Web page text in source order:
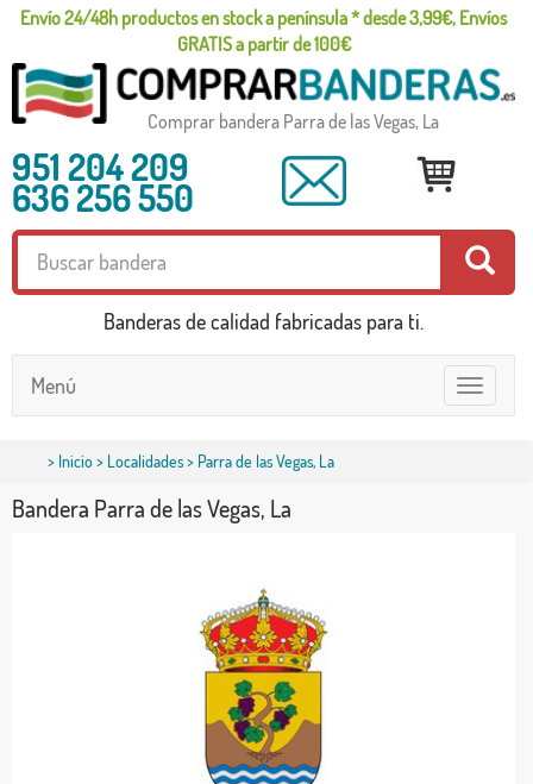
Envío 24/48h productos en stock a península * desde 3,99€, Envíos
GRATIS a partir de 100€
Comprar bandera Parra de las Vegas, La
951 204 209
636 256 550
Banderas de calidad fabricadas para ti.
Toggle
navigation
Menú
> Inicio> Localidades> Parra de las Vegas, La
Bandera Parra de las Vegas, La